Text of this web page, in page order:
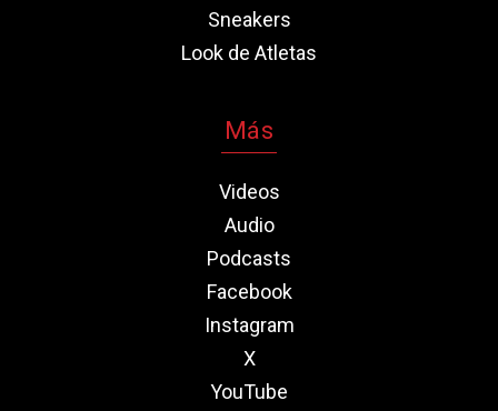
Sneakers
Look de Atletas
Más
Videos
Audio
Podcasts
Facebook
Instagram
X
YouTube